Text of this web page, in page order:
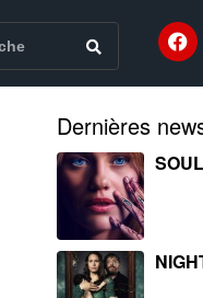
Dernières